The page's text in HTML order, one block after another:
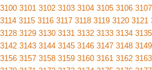
3100 3101 3102 3103 3104 3105 3106 3107
3114 3115 3116 3117 3118 3119 3120 3121
3128 3129 3130 3131 3132 3133 3134 3135
3142 3143 3144 3145 3146 3147 3148 3149
3156 3157 3158 3159 3160 3161 3162 3163